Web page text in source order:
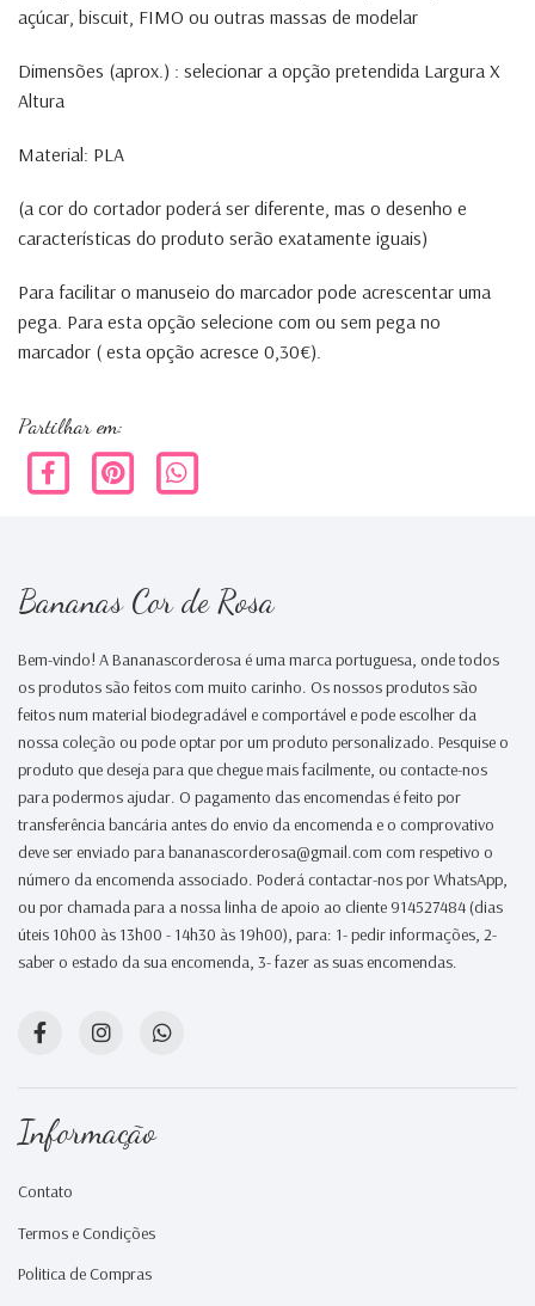
açúcar, biscuit, FIMO ou outras massas de modelar
Dimensões (aprox.) : selecionar a opção pretendida Largura X
Altura
Material: PLA
(a cor do cortador poderá ser diferente, mas o desenho e
características do produto serão exatamente iguais)
Para facilitar o manuseio do marcador pode acrescentar uma
pega. Para esta opção selecione com ou sem pega no
marcador ( esta opção acresce 0,30€).
Partilhar em:
Bananas Cor de Rosa
Bem-vindo! A Bananascorderosa é uma marca portuguesa, onde todos
os produtos são feitos com muito carinho. Os nossos produtos são
feitos num material biodegradável e comportável e pode escolher da
nossa coleção ou pode optar por um produto personalizado. Pesquise o
produto que deseja para que chegue mais facilmente, ou contacte-nos
para podermos ajudar. O pagamento das encomendas é feito por
transferência bancária antes do envio da encomenda e o comprovativo
deve ser enviado para bananascorderosa@gmail.com com respetivo o
número da encomenda associado. Poderá contactar-nos por WhatsApp,
ou por chamada para a nossa linha de apoio ao cliente 914527484 (dias
úteis 10h00 às 13h00 - 14h30 às 19h00), para: 1- pedir informações, 2-
saber o estado da sua encomenda, 3- fazer as suas encomendas.
Informação
Contato
Termos e Condições
Politica de Compras